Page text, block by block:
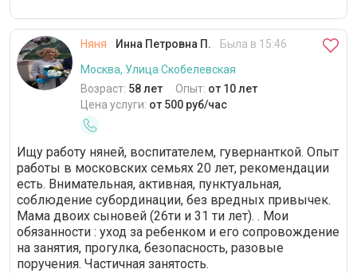
Няня Инна Петровна П.
Была в 15:46
Москва, Улица Скобелевская
Возраст: 58 лет Опыт: от 10 лет
Цена услуги: от 500 руб/час
Ищу работу няней, воспитателем, гувернанткой. Опыт
работы в московских семьях 20 лет, рекомендации
есть. Внимательная, активная, пунктуальная,
соблюдение субординации, без вредных привычек.
Мама двоих сыновей (26ти и 31 ти лет). . Мои
обязанности : уход за ребенком и его сопровождение
на занятия, прогулка, безопасность, разовые
поручения. Частичная занятость.